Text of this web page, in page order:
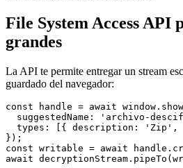
File System Access API
grandes
La API te permite entregar un stream
guardado del navegador:
const handle = await
suggestedName: 'archivo-
types: [{ description:
});
const writable = await